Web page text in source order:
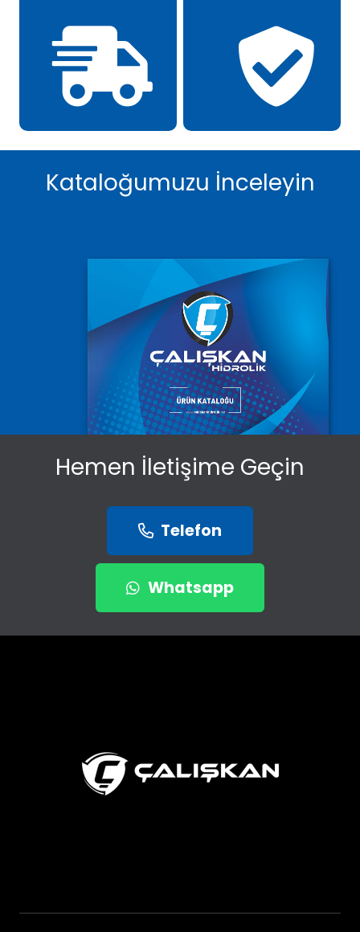
Kataloğumuzu İnceleyin
Hemen İletişime Geçin
Telefon
Whatsapp